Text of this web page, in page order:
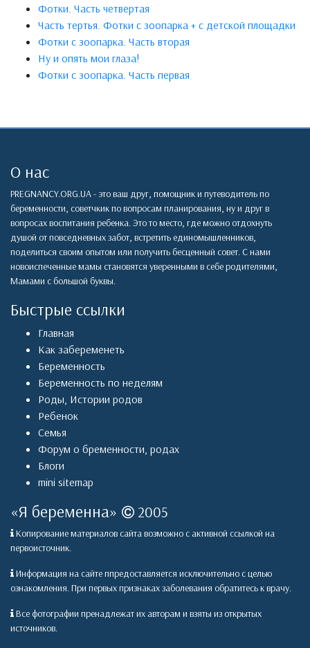
Фотки. Часть четвертая
Часть тертья. Фотки с зоопарка + с детской площадки
Фотки с зоопарка. Часть вторая
Ну и опять мои глаза!
Фотки с зоопарка. Часть первая
О нас
PREGNANCY.ORG.UA - это ваш друг, помощник и путеводитель по
беременности, советчкик по вопросам планирования, ну и друг в
вопросах воспитания ребенка. Это то место, где можно отдохнуть
душой от повседневных забот, встретить единомышленников,
поделиться своим опытом или получить бесценный совет. С нами
новоиспеченные мамы становятся уверенными в себе родителями,
Мамами с большой буквы.
Быстрые ссылки
Главная
Как забеременеть
Беременность
Беременность по неделям
Роды, Истории родов
Ребенок
Семья
Форум о бременности, родах
Блоги
mini sitemap
«Я беременна» 2005
Копирование материалов сайта возможно с активной ссылкой на
первоисточник.
Информация на сайте ппредоставляется исключительно с целью
ознакомления. При первых признаках заболевания обратитесь к врачу.
Все фотографии пренадлежат их авторам и взяты из открытых
источников.